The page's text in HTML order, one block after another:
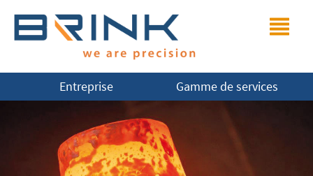
Entreprise Gamme de services